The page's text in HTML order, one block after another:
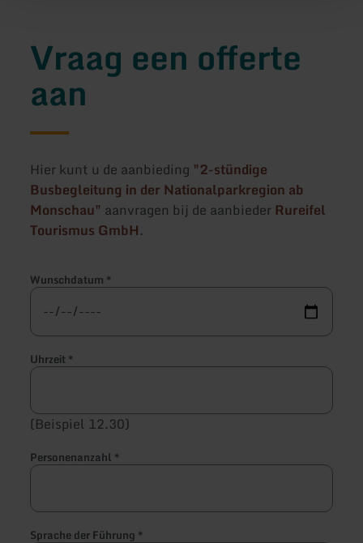
Vraag een offerte
aan
Hier kunt u de aanbieding "2-stündige
Busbegleitung in der Nationalparkregion ab
Monschau" aanvragen bij de aanbiederRureifel
Tourismus GmbH.
Wunschdatum *
Uhrzeit*
(Beispiel 12.30)
Personenanzahl *
Sprache der Führung *